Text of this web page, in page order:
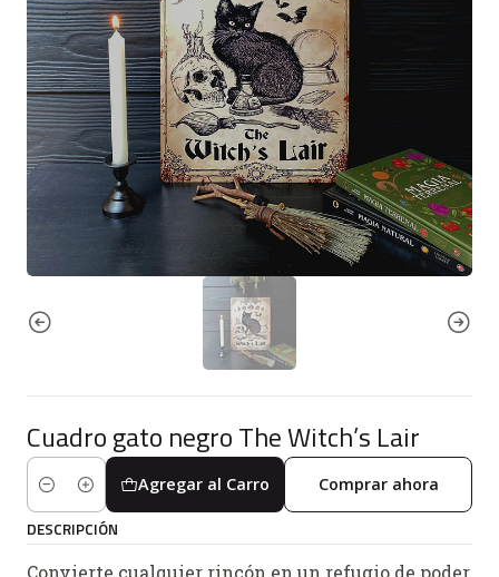
Cuadro gato negro The Witch’s Lair
Cantidad
Agregar al Carro Comprar ahora
DESCRIPCIÓN
Convierte cualquier rincón en un refugio de poder